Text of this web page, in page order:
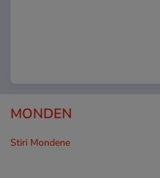
MONDEN
Stiri Mondene